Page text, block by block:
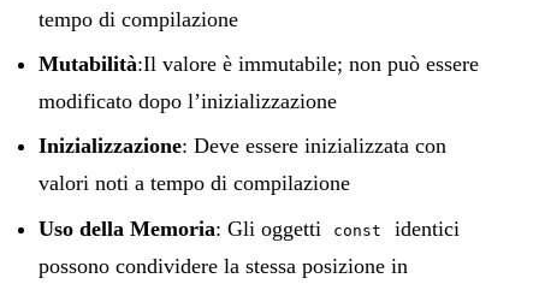
tempo di compilazione
Mutabilità:Il valore è immutabile; non può essere
modificato dopo l’inizializzazione
Inizializzazione: Deve essere inizializzata con
valori noti a tempo di compilazione
Uso della Memoria: Gli oggetti const
identici
possono condividere la stessa posizione in